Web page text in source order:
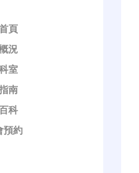
頁
況
室
南
科
預約